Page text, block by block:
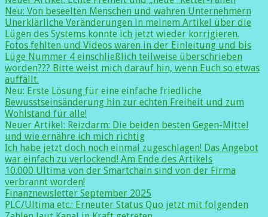
Neu: Von beseelten Menschen und wahren Unternehmern
Unerklärliche Veränderungen in meinem Artikel über die
Lügen des Systems konnte ich jetzt wieder korrigieren.
Fotos fehlten und Videos waren in der Einleitung und bis
Lüge Nummer 4 einschließlich teilweise überschrieben
worden??? Bitte weist mich darauf hin, wenn Euch so etwas
auffällt.
Neu: Erste Lösung für eine einfache friedliche
Bewusstseinsänderung hin zur echten Freiheit und zum
Wohlstand für alle!
Neuer Artikel: Reizdarm: Die beiden besten Gegen-Mittel
und wie ernähre ich mich richtig
Ich habe jetzt doch noch einmal zugeschlagen! Das Angebot
war einfach zu verlockend! Am Ende des Artikels
10.000 Ultima von der Smartchain sind von der Firma
verbrannt worden!
Finanznewsletter September 2025
PLC/Ultima etc.: Erneuter Status Quo jetzt mit folgenden